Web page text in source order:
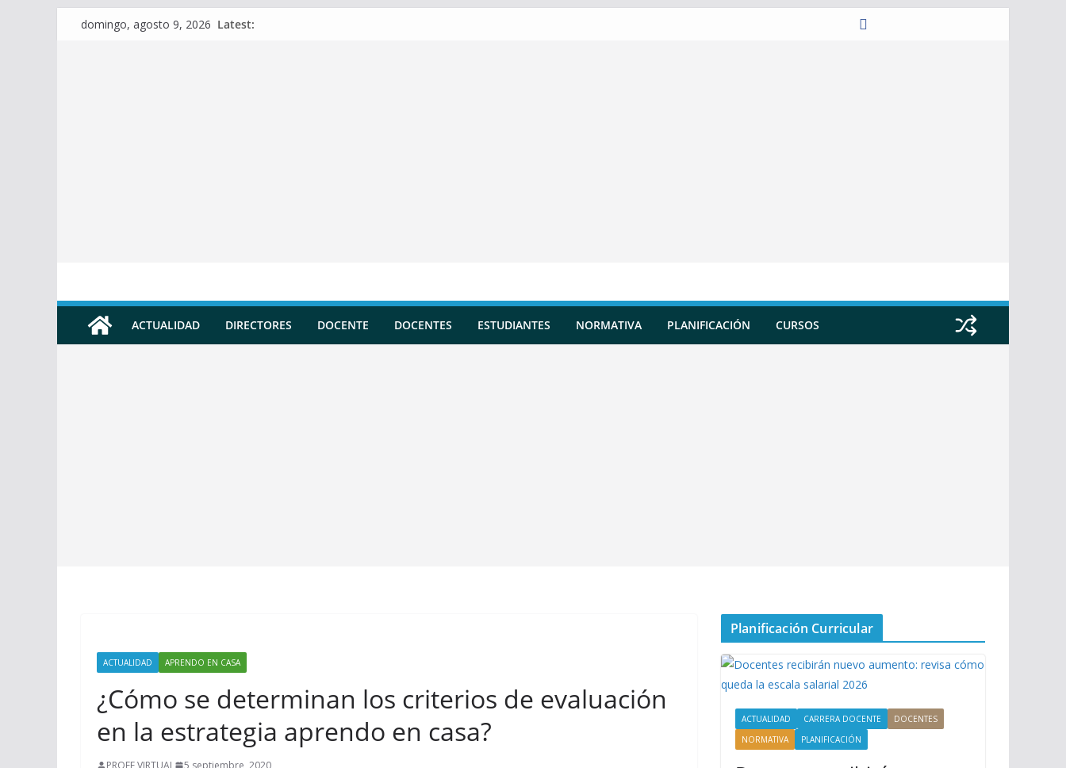
domingo, agosto 9, 2026 Latest:
ACTUALIDAD DIRECTORES DOCENTE DOCENTES ESTUDIANTES NORMATIVA PLANIFICACIÓN CURSOS
ACTUALIDAD APRENDO EN CASA
¿Cómo se determinan los criterios de evaluación
en la estrategia aprendo en casa?
PROFE VIRTUAL 5 septiembre, 2020
Planificación Curricular
ACTUALIDAD CARRERA DOCENTE
DOCENTES
NORMATIVA
PLANIFICACIÓN